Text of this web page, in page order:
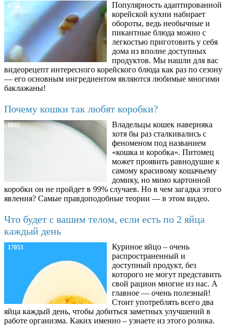
6734
Популярность адаптированной
корейской кухни набирает
обороты, ведь необычные и
пикантные блюда можно с
легкостью приготовить у себя
дома из вполне доступных
продуктов. Мы нашли для вас
видеорецепт интересного корейского блюда как раз по сезону
— его основным ингредиентом являются любимые многими
баклажаны!
Почему кошки так любят коробки?
8845
Владельцы кошек наверняка
хотя бы раз сталкивались с
феноменом под названием
«кошка и коробка». Питомец
может проявить равнодушие к
самому красивому кошачьему
домику, но мимо картонной
коробки он не пройдет в 99% случаев. Но в чем загадка этого
явления? Самые правдоподобные теории — в этом видео.
Что будет с вашим телом, если есть по 2 яйца
каждый день
17053
Куриное яйцо – очень
распространенный и
доступный продукт, без
которого не могут представить
свой рацион многие из нас. А
главное — очень полезный!
Стоит употреблять всего два
яйца каждый день, чтобы добиться заметных улучшений в
работе организма. Каких именно – узнаете из этого ролика.